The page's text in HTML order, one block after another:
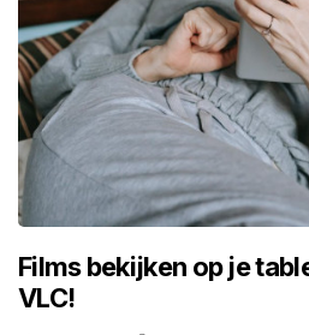
Films bekijken op je
VLC!